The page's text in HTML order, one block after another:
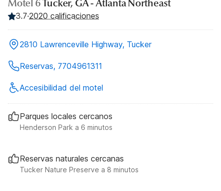
Motel 6Tucker, GA - Atlanta Northeast
3.7·2020 calificaciones
2810 Lawrenceville Highway, Tucker
Reservas, 7704961311
Accesibilidad del motel
Parques locales cercanos
Henderson Park a 6 minutos
Reservas naturales cercanas
Tucker Nature Preserve a 8 minutos